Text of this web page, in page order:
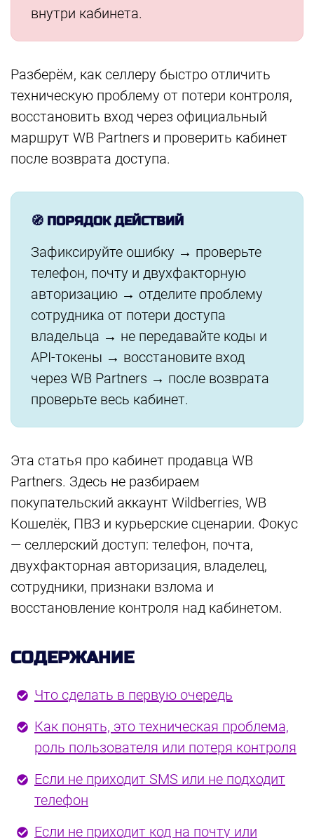
внутри кабинета.
Разберём, как селлеру быстро отличить
техническую проблему от потери контроля,
восстановить вход через официальный
маршрут WB Partners и проверить кабинет
после возврата доступа.
🧭 ПОРЯДОК ДЕЙСТВИЙ
Зафиксируйте ошибку → проверьте
телефон, почту и двухфакторную
авторизацию → отделите проблему
сотрудника от потери доступа
владельца → не передавайте коды и
API-токены → восстановите вход
через WB Partners → после возврата
проверьте весь кабинет.
Эта статья про кабинет продавца WB
Partners. Здесь не разбираем
покупательский аккаунт Wildberries, WB
Кошелёк, ПВЗ и курьерские сценарии. Фокус
— селлерский доступ: телефон, почта,
двухфакторная авторизация, владелец,
сотрудники, признаки взлома и
восстановление контроля над кабинетом.
СОДЕРЖАНИЕ
Что сделать в первую очередь
Как понять, это техническая проблема,
роль пользователя или потеря контроля
Если не приходит SMS или не подходит
телефон
Если не приходит код на почту или